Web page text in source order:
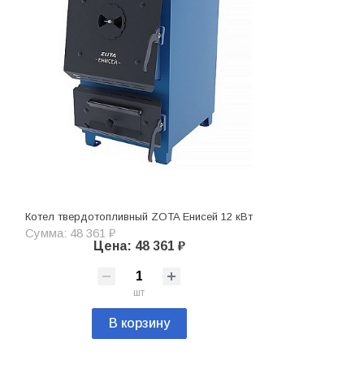
Котел твердотопливный ZOTA Енисей 12 кВт
Сумма: 48 361 ₽
Цена: 48 361 ₽
шт
В корзину